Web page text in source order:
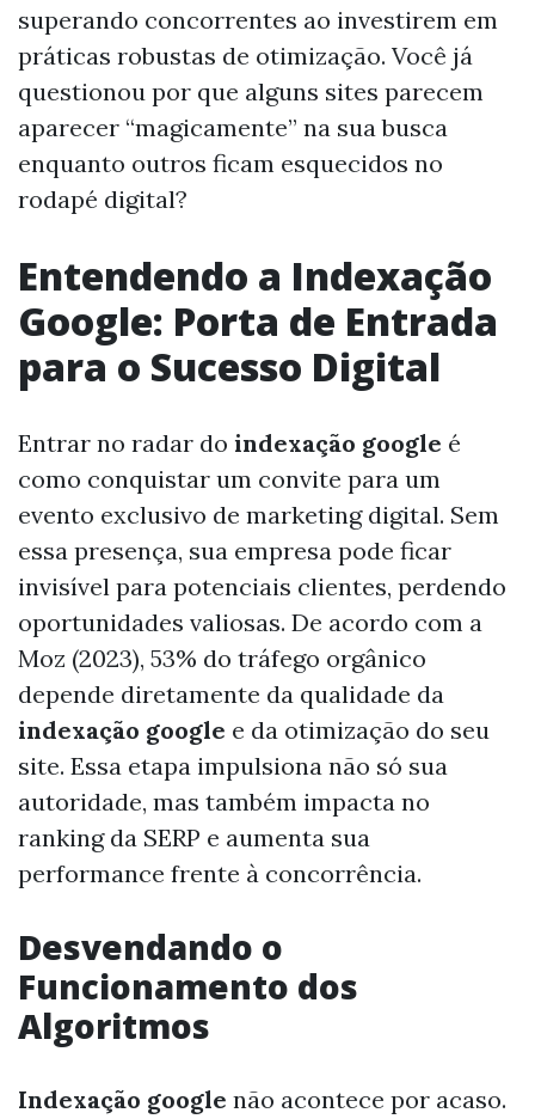
superando concorrentes ao investirem em
práticas robustas de otimização. Você já
questionou por que alguns sites parecem
aparecer “magicamente” na sua busca
enquanto outros ficam esquecidos no
rodapé digital?
Entendendo a Indexação
Google: Porta de Entrada
para o Sucesso Digital
Entrar no radar do indexação google é
como conquistar um convite para um
evento exclusivo de marketing digital. Sem
essa presença, sua empresa pode ficar
invisível para potenciais clientes, perdendo
oportunidades valiosas. De acordo com a
Moz (2023), 53% do tráfego orgânico
depende diretamente da qualidade da
indexação google e da otimização do seu
site. Essa etapa impulsiona não só sua
autoridade, mas também impacta no
ranking da SERP e aumenta sua
performance frente à concorrência.
Desvendando o
Funcionamento dos
Algoritmos
Indexação google não acontece por acaso.